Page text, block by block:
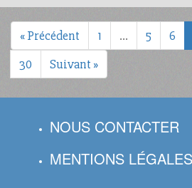
« Précédent 1 … 5 6
30
Suivant »
NOUS CONTACTER
MENTIONS LÉGALES